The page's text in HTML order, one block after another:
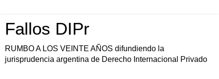
Fallos DIPr
RUMBO A LOS VEINTE AÑOS difundiendo la
jurisprudencia argentina de Derecho Internacional Privado